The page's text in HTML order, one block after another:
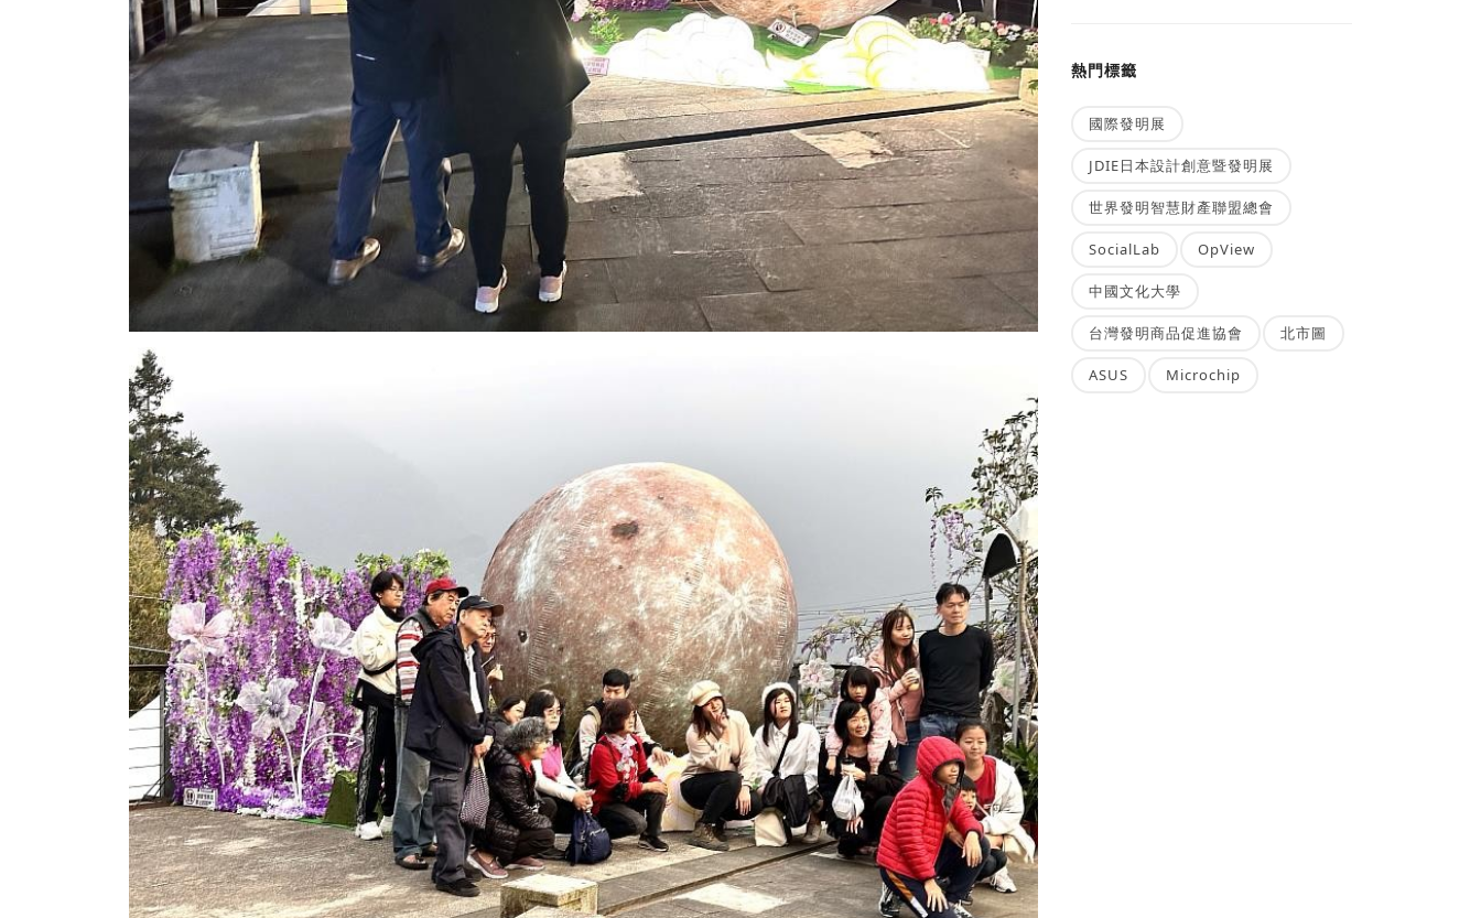
熱門標籤
國際發明展
JDIE日本設計創意暨發明展
世界發明智慧財產聯盟總會
SocialLab OpView
中國文化大學
台灣發明商品促進協會 北市圖
ASUS Microchip